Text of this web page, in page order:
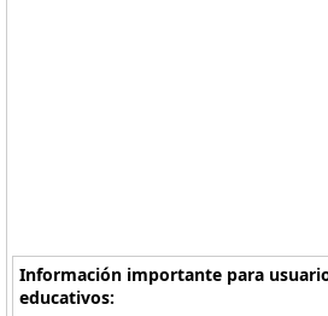
Información importante para
educativos: